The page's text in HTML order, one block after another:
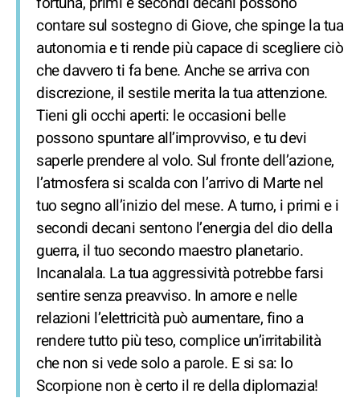
contare sul sostegno di Giove, che spinge la tua
autonomia e ti rende più capace di scegliere ciò
che davvero ti fa bene. Anche se arriva con
discrezione, il sestile merita la tua attenzione.
Tieni gli occhi aperti: le occasioni belle
possono spuntare all’improvviso, e tu devi
saperle prendere al volo. Sul fronte dell’azione,
l’atmosfera si scalda con l’arrivo di Marte nel
tuo segno all’inizio del mese. A turno, i primi e i
secondi decani sentono l’energia del dio della
guerra, il tuo secondo maestro planetario.
Incanalala. La tua aggressività potrebbe farsi
sentire senza preavviso. In amore e nelle
relazioni l’elettricità può aumentare, fino a
rendere tutto più teso, complice un’irritabilità
che non si vede solo a parole. E si sa: lo
Scorpione non è certo il re della diplomazia!